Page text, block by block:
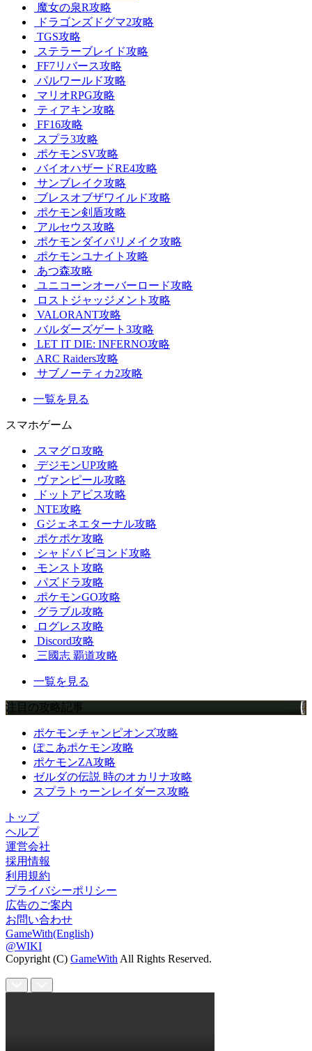
魔女の泉R攻略
ドラゴンズドグマ2攻略
TGS攻略
ステラーブレイド攻略
FF7リバース攻略
パルワールド攻略
マリオRPG攻略
ティアキン攻略
FF16攻略
スプラ3攻略
ポケモンSV攻略
バイオハザードRE4攻略
サンブレイク攻略
ブレスオブザワイルド攻略
ポケモン剣盾攻略
アルセウス攻略
ポケモンダイパリメイク攻略
ポケモンユナイト攻略
あつ森攻略
ユニコーンオーバーロード攻略
ロストジャッジメント攻略
VALORANT攻略
バルダーズゲート3攻略
LET IT DIE: INFERNO攻略
ARC Raiders攻略
サブノーティカ2攻略
一覧を見る
スマホゲーム
スマグロ攻略
デジモンUP攻略
ヴァンピール攻略
ドットアビス攻略
NTE攻略
Gジェネエターナル攻略
ポケポケ攻略
シャドバ ビヨンド攻略
モンスト攻略
パズドラ攻略
ポケモンGO攻略
グラブル攻略
ログレス攻略
Discord攻略
三國志 覇道攻略
一覧を見る
注目の攻略記事
ポケモンチャンピオンズ攻略
ぽこあポケモン攻略
ポケモンZA攻略
ゼルダの伝説 時のオカリナ攻略
スプラトゥーンレイダース攻略
トップ
ヘルプ
運営会社
採用情報
利用規約
プライバシーポリシー
広告のご案内
お問い合わせ
GameWith(English)
@WIKI
Copyright (C) GameWith All Rights Reserved.